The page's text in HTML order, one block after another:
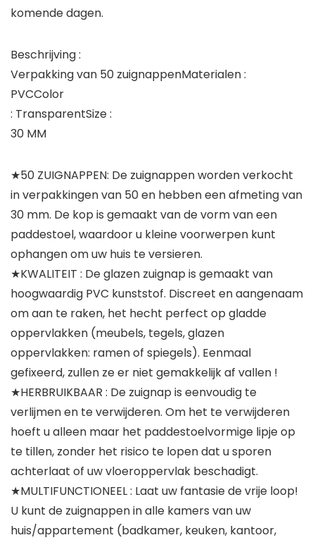
komende dagen.
Beschrijving :
Verpakking van 50 zuignappenMaterialen :
PVCColor
: TransparentSize :
30 MM
★50 ZUIGNAPPEN: De zuignappen worden verkocht
in verpakkingen van 50 en hebben een afmeting van
30 mm. De kop is gemaakt van de vorm van een
paddestoel, waardoor u kleine voorwerpen kunt
ophangen om uw huis te versieren.
★KWALITEIT : De glazen zuignap is gemaakt van
hoogwaardig PVC kunststof. Discreet en aangenaam
om aan te raken, het hecht perfect op gladde
oppervlakken (meubels, tegels, glazen
oppervlakken: ramen of spiegels). Eenmaal
gefixeerd, zullen ze er niet gemakkelijk af vallen !
★HERBRUIKBAAR : De zuignap is eenvoudig te
verlijmen en te verwijderen. Om het te verwijderen
hoeft u alleen maar het paddestoelvormige lipje op
te tillen, zonder het risico te lopen dat u sporen
achterlaat of uw vloeroppervlak beschadigt.
★MULTIFUNCTIONEEL : Laat uw fantasie de vrije loop!
U kunt de zuignappen in alle kamers van uw
huis/appartement (badkamer, keuken, kantoor,